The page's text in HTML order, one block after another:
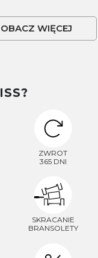
WIĘCEJ
ZWROT
365 DNI
SKRACANIE
BRANSOLETY